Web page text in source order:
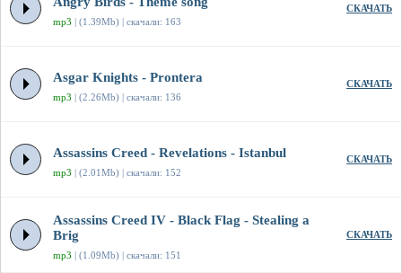
mp3 | (1.39Mb) | скачали: 163
СКАЧАТЬ
Asgar Knights - Prontera
mp3 | (2.26Mb) | скачали: 136
СКАЧАТЬ
Assassins Creed - Revelations - Istanbul
mp3 | (2.01Mb) | скачали: 152
СКАЧАТЬ
Assassins Creed IV - Black Flag - Stealing a
Brig
mp3 | (1.09Mb) | скачали: 151
СКАЧАТЬ